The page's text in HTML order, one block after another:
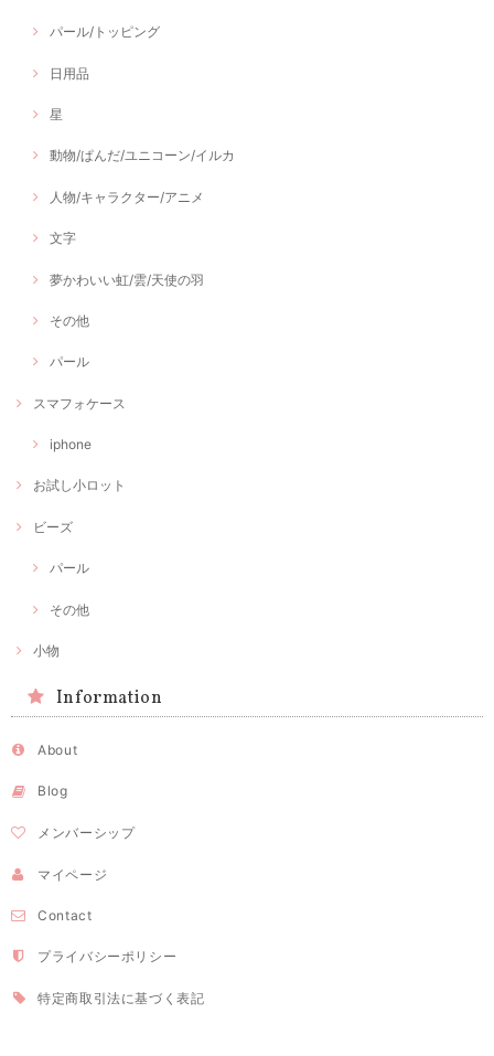
パール/トッピング
日用品
星
動物/ぱんだ/ユニコーン/イルカ
人物/キャラクター/アニメ
文字
夢かわいい虹/雲/天使の羽
その他
パール
スマフォケース
iphone
お試し小ロット
ビーズ
パール
その他
小物
Information
About
Blog
メンバーシップ
マイページ
Contact
プライバシーポリシー
特定商取引法に基づく表記